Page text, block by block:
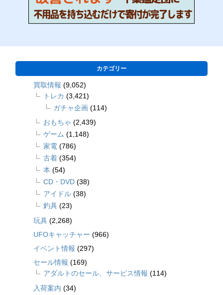
カテゴリー
買取情報 (9,052)
トレカ (3,421)
ガチャ企画 (114)
おもちゃ (2,439)
ゲーム (1,148)
家電 (786)
古着 (354)
本 (54)
CD・DVD (38)
アイドル (38)
釣具 (23)
玩具 (2,268)
UFOキャッチャー (966)
イベント情報 (297)
セール情報 (169)
アダルトのセール、サービス情報 (114)
入荷案内 (34)